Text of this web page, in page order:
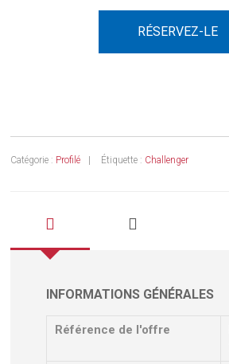
RÉSERVEZ-LE
Catégorie : Profilé Étiquette : Challenger
INFORMATIONS GÉNÉRALES
Référence de l'offre